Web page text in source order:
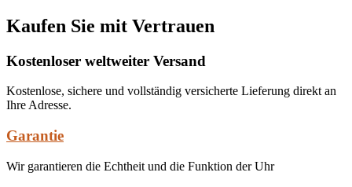
Kaufen Sie mit Vertrauen
Kostenloser weltweiter Versand
Kostenlose, sichere und vollständig versicherte Lieferung direkt an
Ihre Adresse.
Garantie
Wir garantieren die Echtheit und die Funktion der Uhr